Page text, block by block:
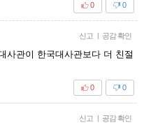
0
0
신고 | 공감 확인
사관이 한국대사관보다 더 친절
0
0
신고 | 공감 확인